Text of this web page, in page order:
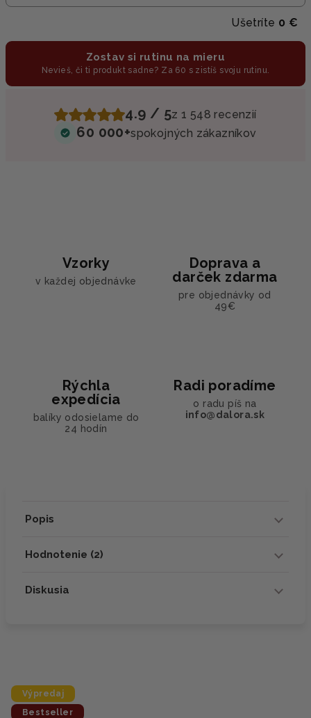
Ušetríte 0 €
Zostav si rutinu na mieru
Nevieš, či ti produkt sadne? Za 60 s zistíš svoju rutinu.
4.9 / 5z 1 548 recenzií
60 000+spokojných zákazníkov
Vzorky
v každej objednávke
Doprava a
darček zdarma
pre objednávky od
49€
Rýchla
expedícia
balíky odosielame do
24 hodín
Radi poradíme
o radu píš na
info@dalora.sk
Popis
Hodnotenie (2)
Diskusia
Výpredaj
Bestseller